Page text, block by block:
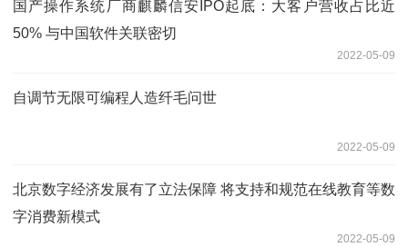
国产操作系统厂商麒麟信安IPO起底：大客户营收占比近
50% 与中国软件关联密切
2022-05-09
自调节无限可编程人造纤毛问世
2022-05-09
北京数字经济发展有了立法保障 将支持和规范在线教育等数
字消费新模式
2022-05-09